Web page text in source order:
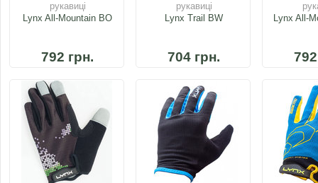
рукавиці
Lynx All-Mountain BO
792 грн.
рукавиці
Lynx Trail BW
704 грн.
Lynx All-